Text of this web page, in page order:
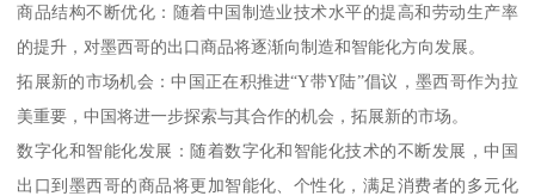
商品结构不断优化：随着中国制造业技术水平的提高和劳动生产率
的提升，对墨西哥的出口商品将逐渐向制造和智能化方向发展。
拓展新的市场机会：中国正在积推进“Y带Y陆”倡议，墨西哥作为拉
美重要，中国将进一步探索与其合作的机会，拓展新的市场。
数字化和智能化发展：随着数字化和智能化技术的不断发展，中国
出口到墨西哥的商品将更加智能化、个性化，满足消费者的多元化